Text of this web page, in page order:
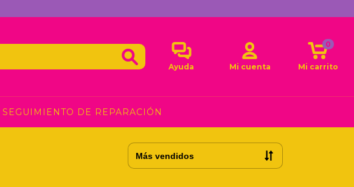
Ayuda Mi cuenta Mi carrito
0
SEGUIMIENTO DE REPARACIÓN